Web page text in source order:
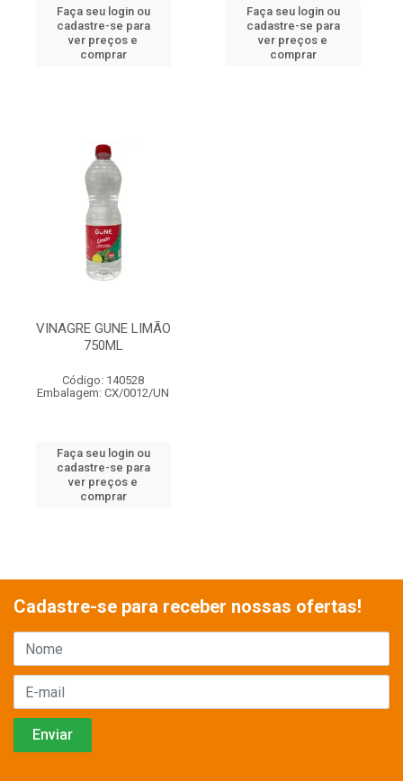
Faça seu login ou
cadastre-se para
ver preços e
comprar
Faça seu login ou
cadastre-se para
ver preços e
comprar
VINAGRE GUNE LIMÃO
750ML
Código: 140528
Embalagem: CX/0012/UN
Faça seu login ou
cadastre-se para
ver preços e
comprar
Cadastre-se para receber nossas ofertas!